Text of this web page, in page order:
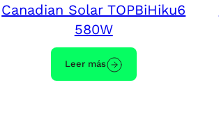
Canadian Solar TOPBiHiku6
580W
Leer más